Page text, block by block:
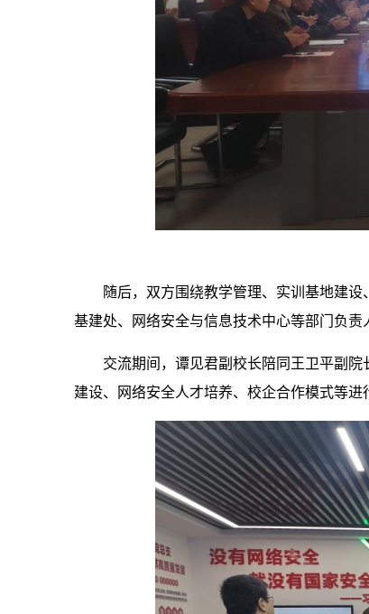
随后，双方围绕教学管理、实训基地建
基建处、网络安全与信息技术中心等部门负责
交流期间，谭见君副校长陪同王卫平副
建设、网络安全人才培养、校企合作模式等进